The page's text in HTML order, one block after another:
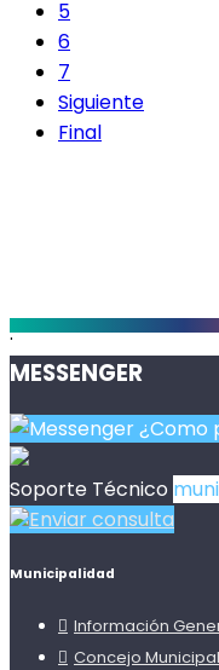
5
6
7
Siguiente
Final
.
MESSENGER
¿Como
Soporte Técnico
Enviar consulta
Municipalidad
Información
Concejo Municipal